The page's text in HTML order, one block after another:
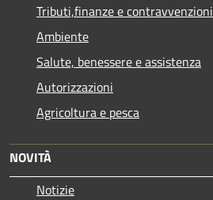
Tributi,finanze e contravvenzioni
Ambiente
Salute, benessere e assistenza
Autorizzazioni
Agricoltura e pesca
NOVITÀ
Notizie